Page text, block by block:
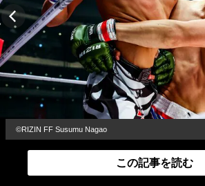
©RIZIN FF Susumu Nagao
この記事を読む